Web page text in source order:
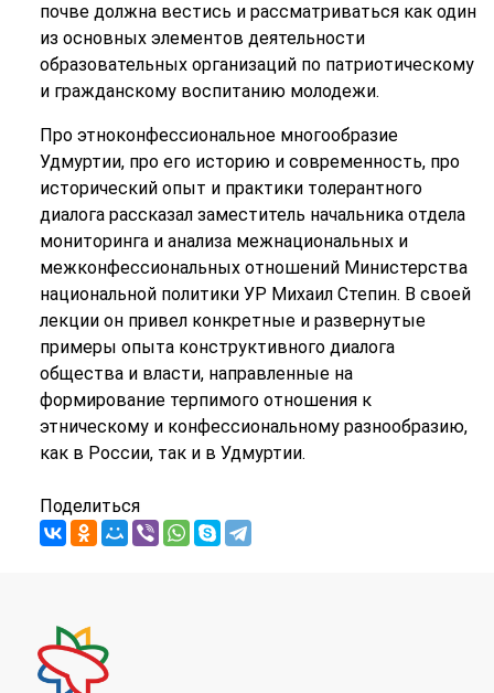
почве должна вестись и рассматриваться как один
из основных элементов деятельности
образовательных организаций по патриотическому
и гражданскому воспитанию молодежи.
Про этноконфессиональное многообразие
Удмуртии, про его историю и современность, про
исторический опыт и практики толерантного
диалога рассказал заместитель начальника отдела
мониторинга и анализа межнациональных и
межконфессиональных отношений Министерства
национальной политики УР Михаил Степин. В своей
лекции он привел конкретные и развернутые
примеры опыта конструктивного диалога
общества и власти, направленные на
формирование терпимого отношения к
этническому и конфессиональному разнообразию,
как в России, так и в Удмуртии.
Поделиться